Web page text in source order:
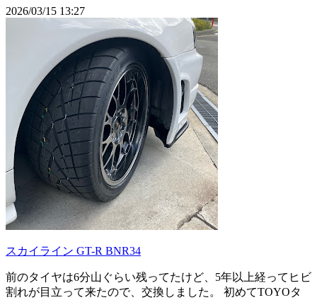
2026/03/15 13:27
スカイライン GT-R BNR34
前のタイヤは6分山ぐらい残ってたけど、5年以上経ってヒビ
割れが目立って来たので、交換しました。 初めてTOYOタ